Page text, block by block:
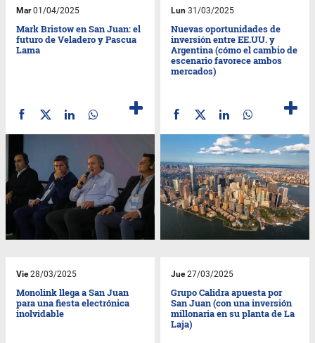
Mar01/04/2025
Mark Bristow en San Juan: el
futuro de Veladero y Pascua
Lama
Lun 31/03/2025
Nuevas oportunidades de
inversión entre EE.UU. y
Argentina (cómo el cambio de
escenario favorece ambos
mercados)
Vie28/03/2025
Monolink llega a San Juan
para una fiesta electrónica
inolvidable
Jue27/03/2025
Grupo Calidra apuesta por
San Juan (con una inversión
millonaria en su planta de La
Laja)